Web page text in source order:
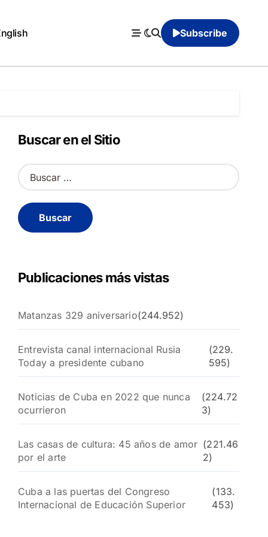
Subscribe
Buscar en el Sitio
B
u
c
a
Publicaciones más vistas
Matanzas 329 aniversario(244.952)
Entrevista canal internacional Rusia
Today a presidente cubano
(229.
595)
Noticias de Cuba en 2022 que nunca
ocurrieron
(224.72
3)
Las casas de cultura: 45 años de amor
por el arte
(221.46
2)
Cuba a las puertas del Congreso
Internacional de Educación Superior
(133.
453)